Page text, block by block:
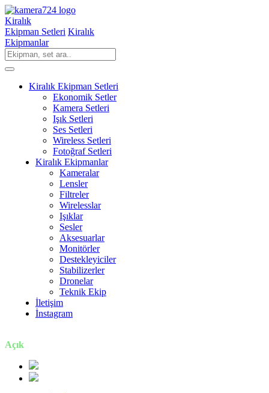
Kiralık
Ekipman Setleri Kiralık
Ekipmanlar
Kiralık Ekipman Setleri
Ekonomik Setler
Kamera Setleri
Işık Setleri
Ses Setleri
Wireless Setleri
Fotoğraf Setleri
Kiralık Ekipmanlar
Kameralar
Lensler
Filtreler
Wirelesslar
Işıklar
Sesler
Aksesuarlar
Monitörler
Destekleyiciler
Stabilizerler
Dronelar
Teknik Ekip
İletişim
İnstagram
Açık